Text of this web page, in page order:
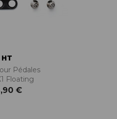
HT
Pédales
Floating
€